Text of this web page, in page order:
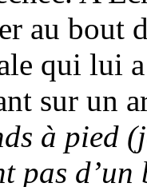
au bout
qui lui
sur un
à pied
pas